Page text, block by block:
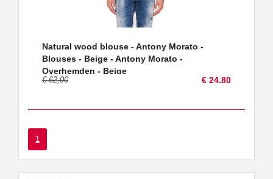
Natural wood blouse - Antony Morato -
Blouses - Beige - Antony Morato -
Overhemden - Beige
€ 62,00 € 24.80
1